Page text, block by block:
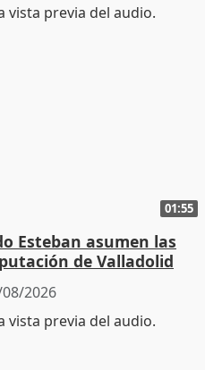
01:55
Esteban asumen las
de Valladolid
2026